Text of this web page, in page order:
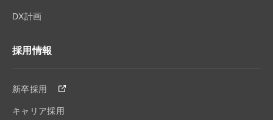
DX計画
採用情報
新卒採用
キャリア採用